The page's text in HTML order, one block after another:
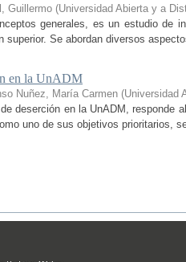
Guillermo (Universidad Abierta y a
generales, es un estudio de
superior. Se abordan diversos
en la UnADM
Nuñez, María Carmen (Universidad
deserción en la UnADM, responde
uno de sus objetivos prioritarios,